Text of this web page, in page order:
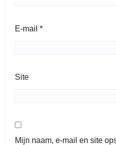
E-mail *
Site
Mijn naam, e-mail en site